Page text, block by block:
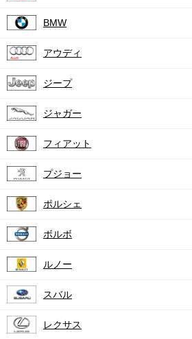
BMW
アウディ
ジープ
ジャガー
フィアット
プジョー
ポルシェ
ボルボ
ルノー
スバル
レクサス